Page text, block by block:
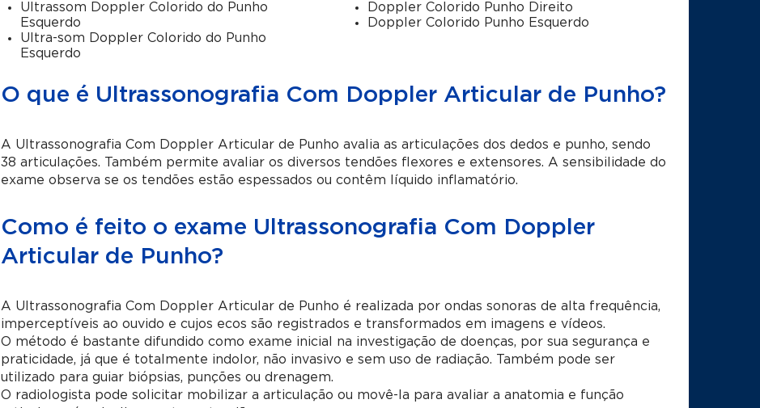
Ultrassom Doppler Colorido do Punho
Esquerdo
Ultra-som Doppler Colorido do Punho
Esquerdo
Doppler Colorido Punho Direito
Doppler Colorido Punho Esquerdo
O que é Ultrassonografia Com Doppler Articular de Punho?
A Ultrassonografia Com Doppler Articular de Punho avalia as articulações dos dedos e punho, sendo
38 articulações. Também permite avaliar os diversos tendões flexores e extensores. A sensibilidade do
exame observa se os tendões estão espessados ou contêm líquido inflamatório.
Como é feito o exame Ultrassonografia Com Doppler
Articular de Punho?
A Ultrassonografia Com Doppler Articular de Punho é realizada por ondas sonoras de alta frequência,
imperceptíveis ao ouvido e cujos ecos são registrados e transformados em imagens e vídeos.
O método é bastante difundido como exame inicial na investigação de doenças, por sua segurança e
praticidade, já que é totalmente indolor, não invasivo e sem uso de radiação. Também pode ser
utilizado para guiar biópsias, punções ou drenagem.
O radiologista pode solicitar mobilizar a articulação ou movê-la para avaliar a anatomia e função